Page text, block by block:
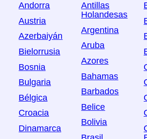
Andorra
Austria
Azerbaiyán
Bielorrusia
Bosnia
Bulgaria
Bélgica
Croacia
Dinamarca
Antillas
Holandesas
Argentina
Aruba
Azores
Bahamas
Barbados
Belice
Bolivia